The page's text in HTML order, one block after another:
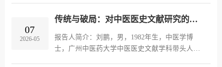
“梳理挖掘古典医...
所获得硕士学位，2002年在中国科学院化学研究
所获得理学博士学位。先后在加拿大埃尔伯塔大
学和美国威斯康星大学麦迪逊分校从事博士后研
07
2026-05
传统与破局：对中医医史文献研究的思考（主讲人：刘鹏 广州中医药大学）
报告人简介：刘鹏，男，1982年生，中医学博
士，广州中医药大学中医医史文献学科带头人，